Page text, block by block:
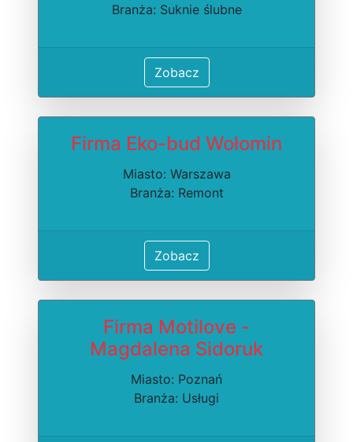
Branża: Suknie ślubne
Zobacz
Firma Eko-bud Wołomin
Miasto: Warszawa
Branża: Remont
Zobacz
Firma Motilove -
Magdalena Sidoruk
Miasto: Poznań
Branża: Usługi